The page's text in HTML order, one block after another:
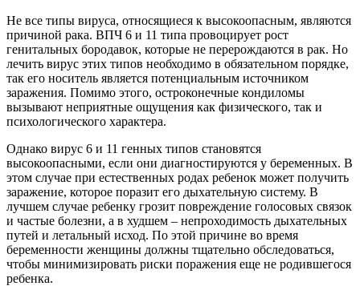
Не все типы вируса, относящиеся к высокоопасным, являются
причиной рака. ВПЧ 6 и 11 типа провоцирует рост
генитальных бородавок, которые не перерождаются в рак. Но
лечить вирус этих типов необходимо в обязательном порядке,
так его носитель является потенциальным источником
заражения. Помимо этого, остроконечные кондиломы
вызывают неприятные ощущения как физического, так и
психологического характера.
Однако вирус 6 и 11 генных типов становятся
высокоопасными, если они диагностируются у беременных. В
этом случае при естественных родах ребенок может получить
заражение, которое поразит его дыхательную систему. В
лучшем случае ребенку грозит повреждение голосовых связок
и частые болезни, а в худшем – непроходимость дыхательных
путей и летальный исход. По этой причине во время
беременности женщины должны тщательно обследоваться,
чтобы минимизировать риски поражения еще не родившегося
ребенка.